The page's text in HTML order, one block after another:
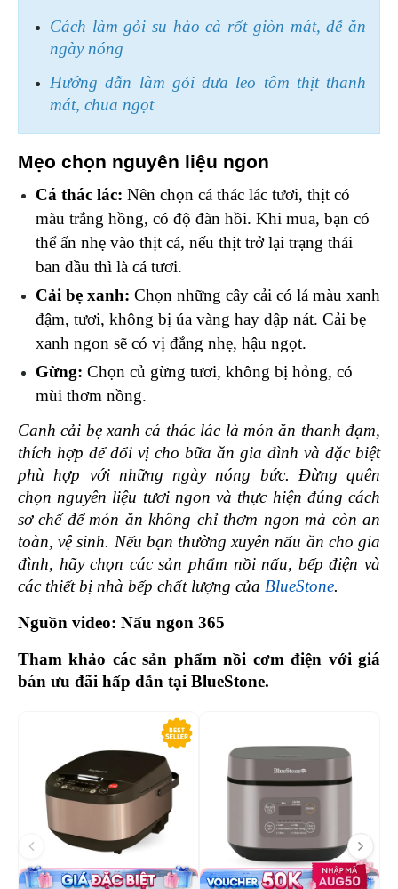
Cách làm gỏi su hào cà rốt giòn mát, dễ ăn
ngày nóng
Hướng dẫn làm gỏi dưa leo tôm thịt thanh
mát, chua ngọt
Mẹo chọn nguyên liệu ngon
Cá thác lác: Nên chọn cá thác lác tươi, thịt có
màu trắng hồng, có độ đàn hồi. Khi mua, bạn có
thể ấn nhẹ vào thịt cá, nếu thịt trở lại trạng thái
ban đầu thì là cá tươi.
Cải bẹ xanh: Chọn những cây cải có lá màu xanh
đậm, tươi, không bị úa vàng hay dập nát. Cải bẹ
xanh ngon sẽ có vị đắng nhẹ, hậu ngọt.
Gừng: Chọn củ gừng tươi, không bị hỏng, có
mùi thơm nồng.
Canh cải bẹ xanh cá thác lác là món ăn thanh đạm,
thích hợp để đổi vị cho bữa ăn gia đình và đặc biệt
phù hợp với những ngày nóng bức. Đừng quên
chọn nguyên liệu tươi ngon và thực hiện đúng cách
sơ chế để món ăn không chỉ thơm ngon mà còn an
toàn, vệ sinh. Nếu bạn thường xuyên nấu ăn cho gia
đình, hãy chọn các sản phẩm nồi nấu, bếp điện và
các thiết bị nhà bếp chất lượng của BlueStone.
Nguồn video: Nấu ngon 365
Tham khảo các sản phẩm nồi cơm điện với giá
bán ưu đãi hấp dẫn tại BlueStone.